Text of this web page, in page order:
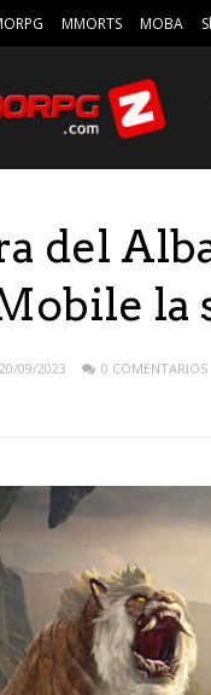
MMORTS MOBA
del
la
20/09/2023 0 COMENTARIOS